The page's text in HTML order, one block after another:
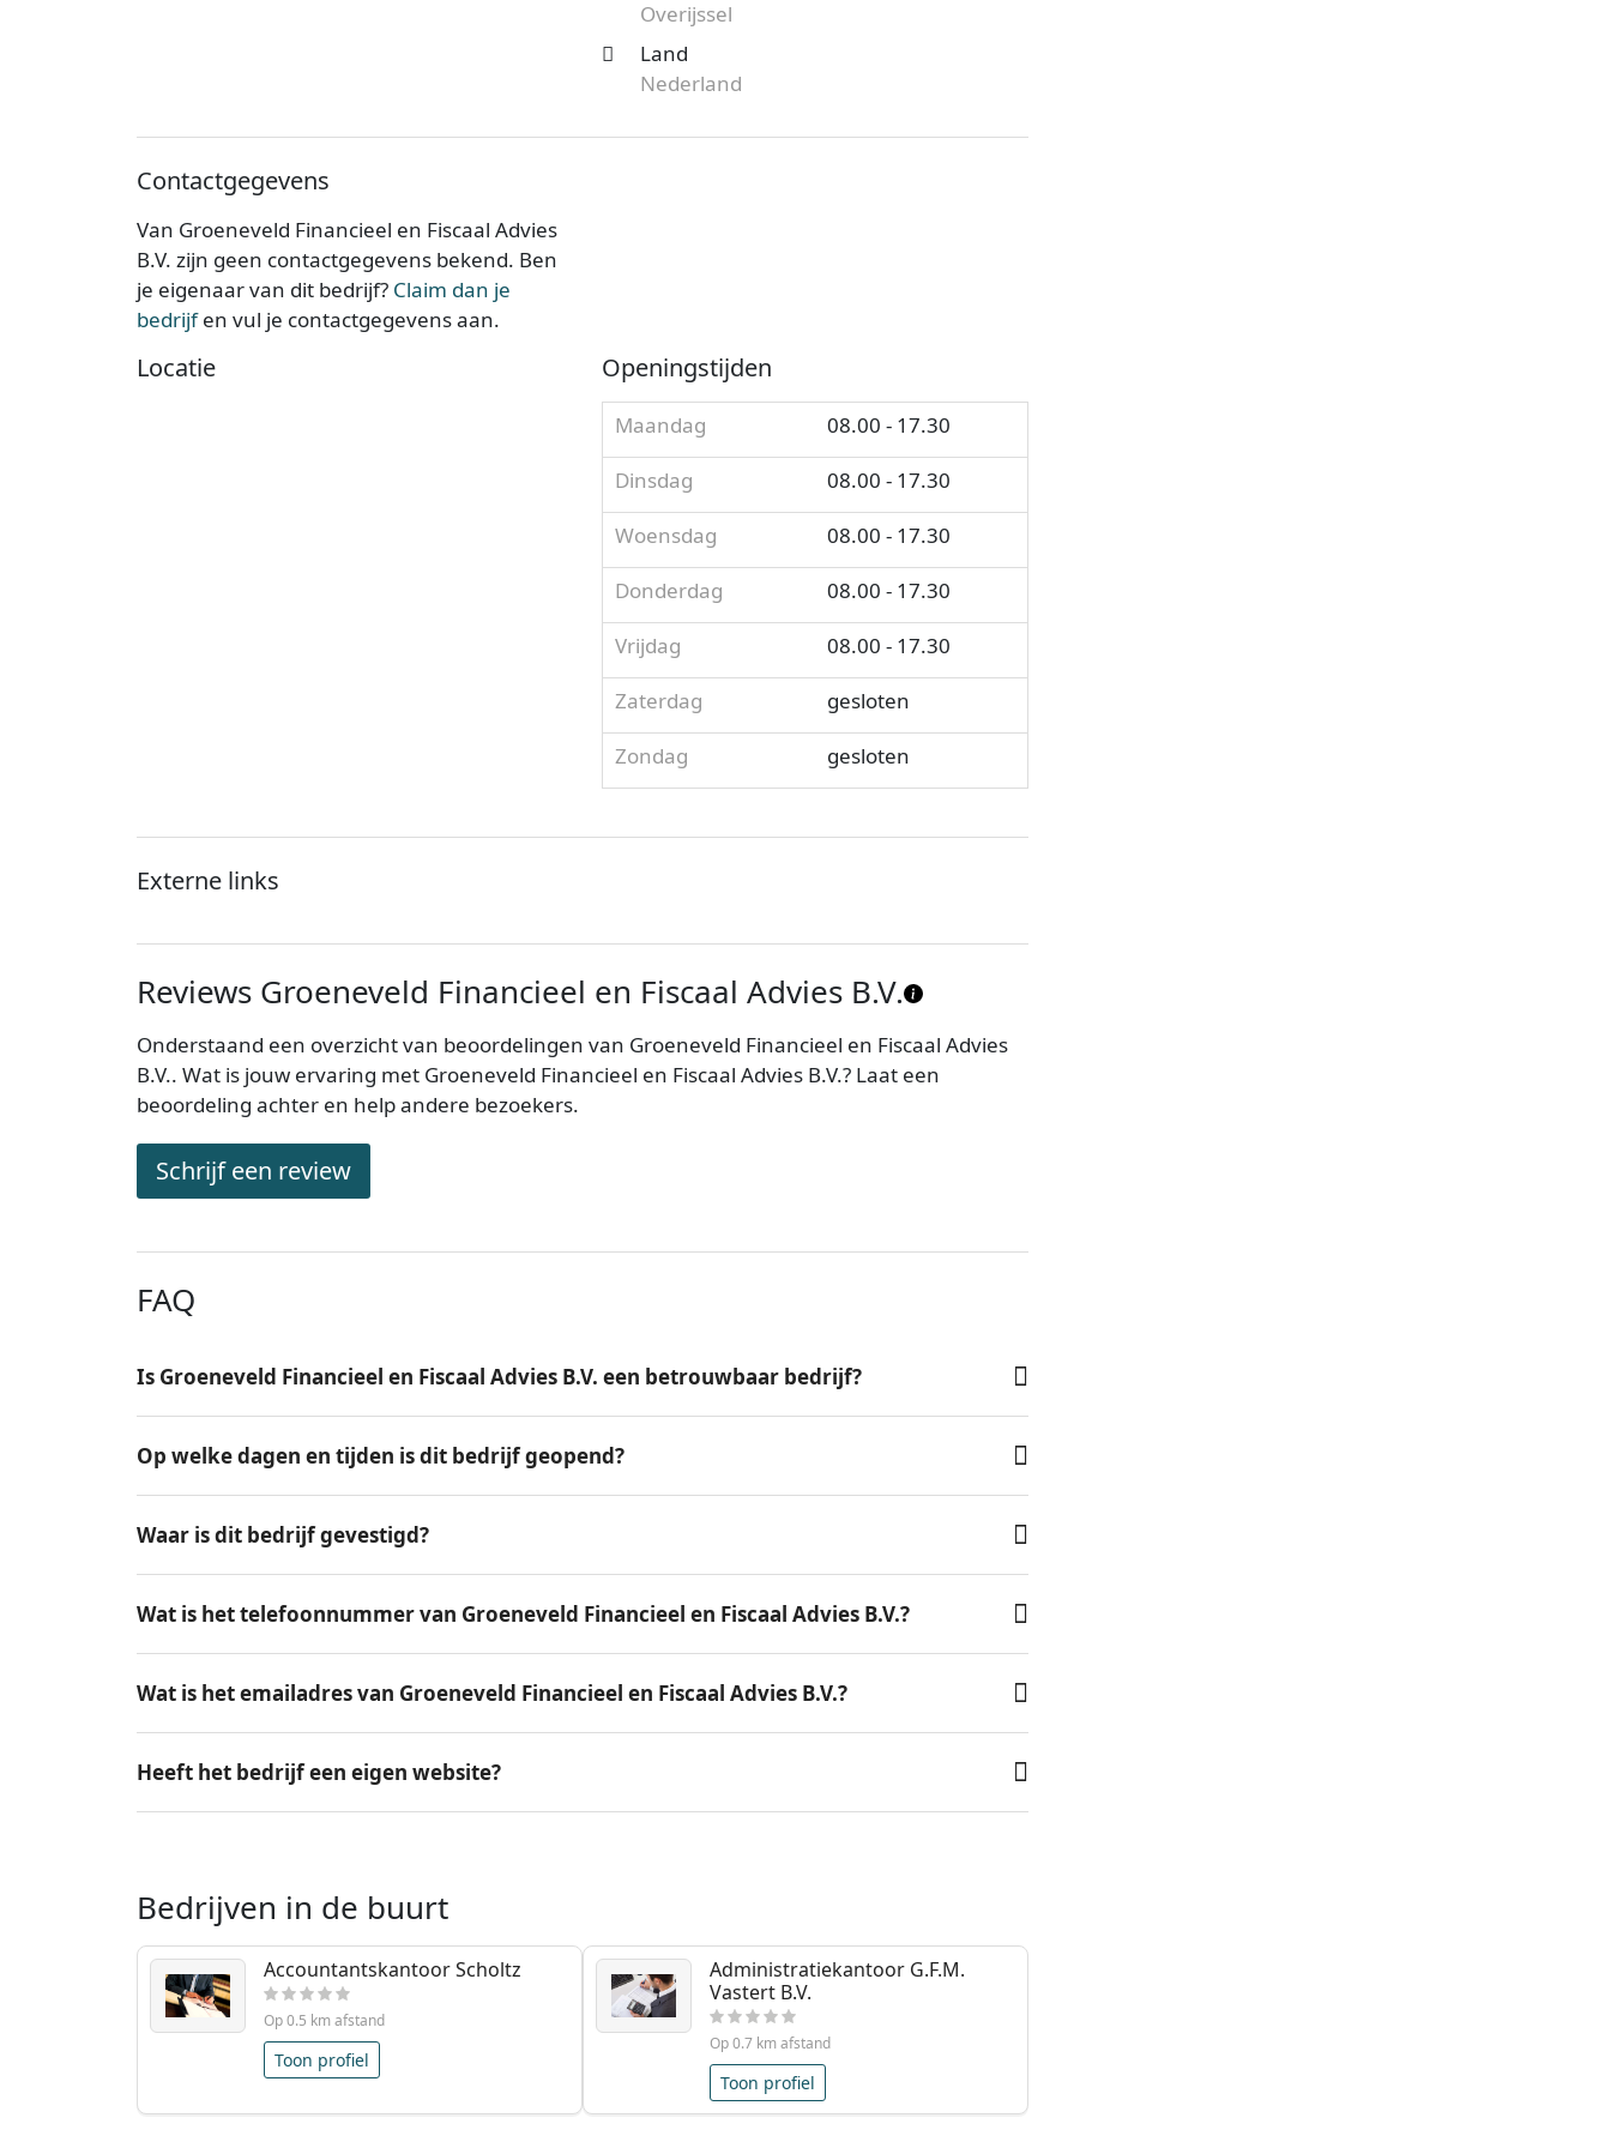
Overijssel
Land
Nederland
Contactgegevens
Van Groeneveld Financieel en Fiscaal Advies
B.V. zijn geen contactgegevens bekend. Ben
je eigenaar van dit bedrijf? Claim dan je
bedrijfen vul je contactgegevens aan.
Locatie Openingstijden
Maandag
08.00 - 17.30
Dinsdag
08.00 - 17.30
Woensdag
08.00 - 17.30
Donderdag
08.00 - 17.30
Vrijdag
08.00 - 17.30
Zaterdag
gesloten
Zondag
gesloten
Externe links
Reviews Groeneveld Financieel en Fiscaal Advies B.V.
Onderstaand een overzicht van beoordelingen van Groeneveld Financieel en Fiscaal Advies
B.V.. Wat is jouw ervaring met Groeneveld Financieel en Fiscaal Advies B.V.? Laat een
beoordeling achter en help andere bezoekers.
Schrijf een review
FAQ
Is Groeneveld Financieel en Fiscaal Advies B.V. een betrouwbaar bedrijf?
Op welke dagen en tijden is dit bedrijf geopend?
Waar is dit bedrijf gevestigd?
Wat is het telefoonnummer van Groeneveld Financieel en Fiscaal Advies B.V.?
Wat is het emailadres van Groeneveld Financieel en Fiscaal Advies B.V.?
Heeft het bedrijf een eigen website?
Bedrijven in de buurt
Accountantskantoor Scholtz
Op 0.5 km afstand
Toon profiel
Administratiekantoor G.F.M.
Vastert B.V.
Op 0.7 km afstand
Toon profiel